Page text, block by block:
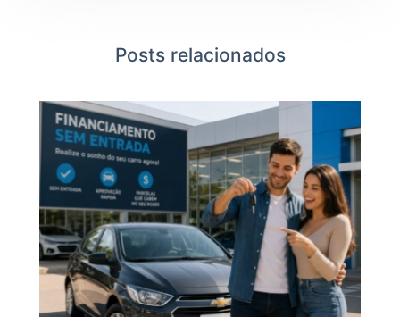
Posts relacionados